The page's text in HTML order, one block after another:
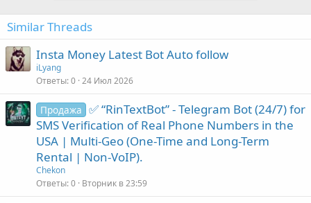
Similar Threads
Insta Money Latest Bot Auto follow
iLyang
Ответы 0 24 Июл 2026
Продажа ✅ “RinTextBot” - Telegram Bot (24/7) for
SMS Verification of Real Phone Numbers in the
USA | Multi-Geo (One-Time and Long-Term
Rental | Non-VoIP).
Chekon
Ответы 0 Вторник в 23:59